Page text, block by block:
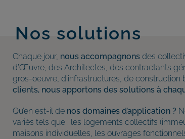
Nos solutions
Chaque jour, nous accompagnons des
d’Œuvre, des Architectes, des contractants
gros-oeuvre, d’infrastructures, de
clients, nous apportons des solutions à
Qu’en est-il de nos domaines d’application ?
variés tels que : les logements collectifs
maisons individuelles, les ouvrages